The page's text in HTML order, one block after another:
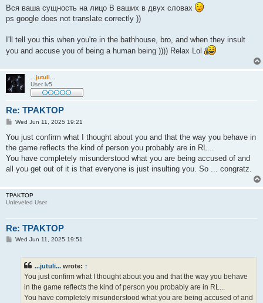
Вся ваша сущность на лицо В ваших в двух словах
ps google does not translate correctly ))
I'll tell you this when you're in the bathhouse, bro, and when they insult
you and accuse you of being a human being )))) Relax Lol
...jutuli...
User lv5
Re: TPAKTOP
P
s
Wed Jun 11, 2025 19:21
You just confirm what I thought about you and that the way you behave in
the game reflects the kind of person you probably are in RL...
You have completely misunderstood what you are being accused of and
all you get out of it is that everyone is just insulting you. So ... congratz.
TPAKTOP
Unleveled User
Re: TPAKTOP
PWed Jun 11, 2025 19:51
...jutuli... wrote: ↑
You just confirm what I thought about you and that the way you behave
in the game reflects the kind of person you probably are in RL...
You have completely misunderstood what you are being accused of and